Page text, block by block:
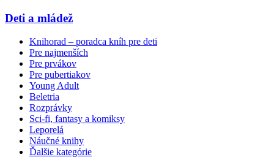
Deti a mládež
Knihorad – poradca kníh pre deti
Pre najmenších
Pre prvákov
Pre pubertiakov
Young Adult
Beletria
Rozprávky
Sci-fi, fantasy a komiksy
Leporelá
Náučné knihy
Ďalšie kategórie